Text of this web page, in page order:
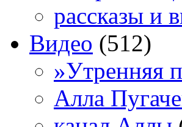
рассказы и
Видео (512)
»Утренняя
Алла